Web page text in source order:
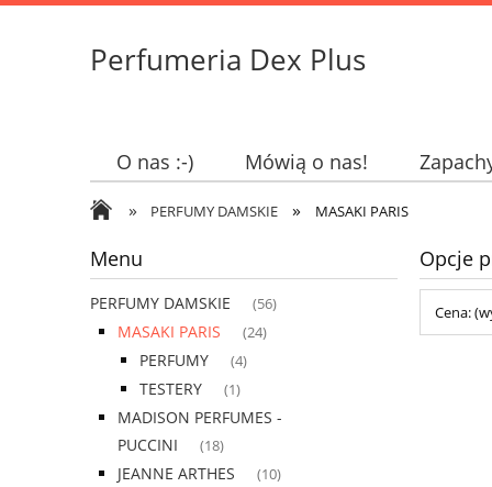
Perfumeria Dex Plus
O nas :-) Mówią o nas!
» PERFUMY DAMSKIE » MASAKI PARIS
Menu
PERFUMY DAMSKIE (56)
MASAKI PARIS (24)
PERFUMY (4)
TESTERY (1)
MADISON PERFUMES -
PUCCINI
(18)
JEANNE ARTHES (10)
Opcje
Cena: